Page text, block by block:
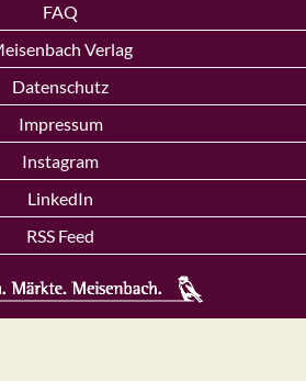
FAQ
Verlag
Datenschutz
Impressum
Instagram
LinkedIn
RSS Feed